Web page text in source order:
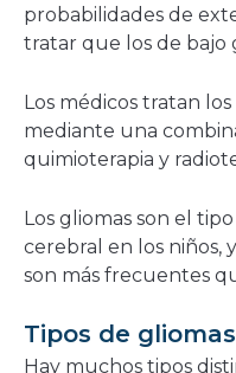
probabilidades de
tratar que los de bajo
Los médicos tratan
mediante una
quimioterapia y
Los gliomas son el
cerebral en los niños,
son más frecuentes
Tipos de gliomas
Hay muchos tipos